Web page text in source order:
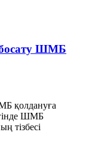
босату ШМБ
қолдануға
ШМБ
тізбесі